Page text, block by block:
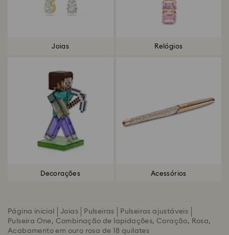
Joias Relógios
Decorações Acessórios
Página inicial Joias Pulseiras
Pulseiras ajustáveis
Pulseira One, Combinação de lapidações, Coração, Rosa,
Acabamento em ouro rosa de 18 quilates